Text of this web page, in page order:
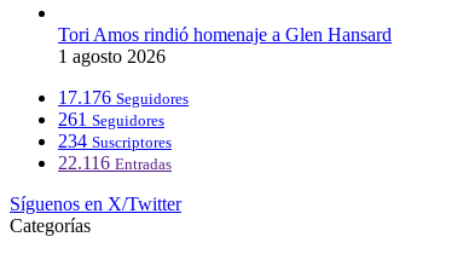
Tori Amos rindió homenaje a Glen Hansard
1 agosto 2026
17.176 Seguidores
261 Seguidores
234 Suscriptores
22.116 Entradas
Síguenos en X/Twitter
Categorías